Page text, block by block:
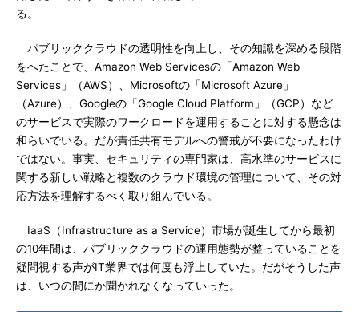
る。
パブリッククラウドの透明性を向上し、その知識を深める段階
をへたことで、Amazon Web Servicesの「Amazon Web
Services」（AWS）、Microsoftの「Microsoft Azure」
（Azure）、Googleの「Google Cloud Platform」（GCP）など
のサービスで実際のワークロードを運用することに対する懸念は
和らいでいる。だが責任共有モデルへの警戒が不要になったわけ
ではない。事実、セキュリティの専門家は、高水準のサービスに
関する新しい戦略と複数のクラウド環境の管理について、その対
応方法を理解するべく取り組んでいる。
IaaS（Infrastructure as a Service）市場が誕生してから最初
の10年間は、パブリッククラウドの運用態勢が整っていることを
疑問視する声がIT業界では何度も浮上していた。だがそうした声
は、いつの間にか聞かれなくなっていった。